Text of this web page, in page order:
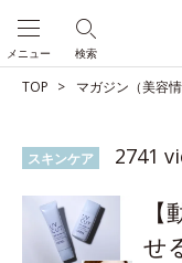
検索
メニュー
TOP マガジン（美容
スキンケア 2741
せ